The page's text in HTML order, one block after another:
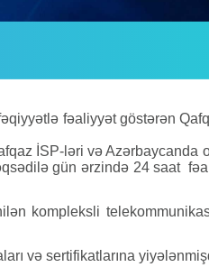
fəaliyyət göstərən
İSP-ləri və Azərbaycanda
gün ərzində 24 saat
kompleksli
və sertifikatlarına